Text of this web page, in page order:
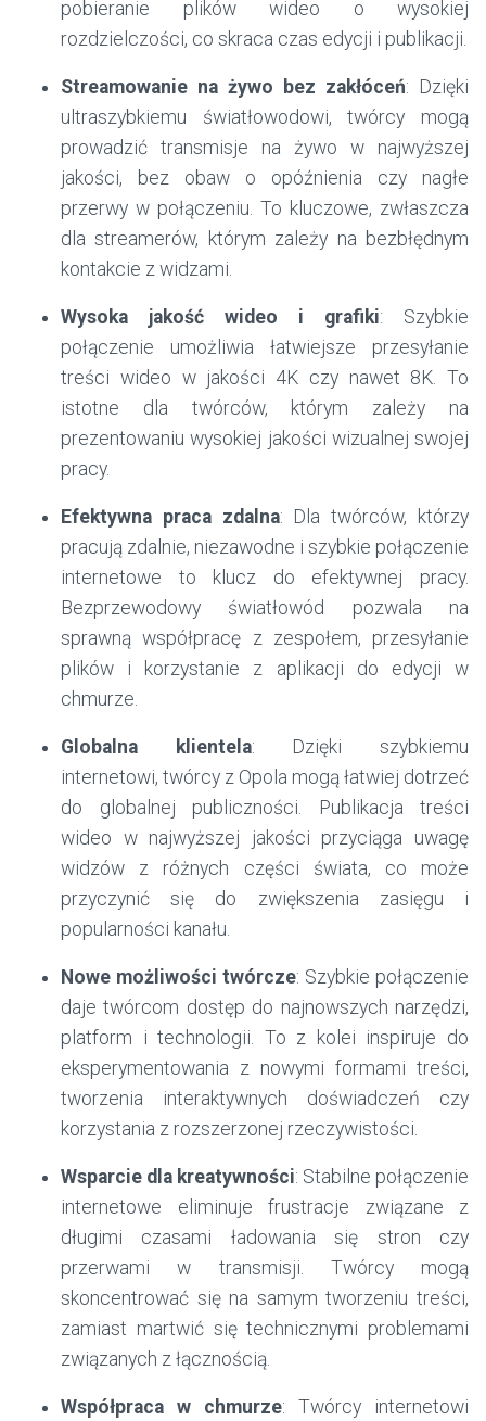
pobieranie plików wideo o wysokiej
rozdzielczości, co skraca czas edycji i publikacji.
Streamowanie na żywo bez zakłóceń: Dzięki
ultraszybkiemu światłowodowi, twórcy mogą
prowadzić transmisje na żywo w najwyższej
jakości, bez obaw o opóźnienia czy nagłe
przerwy w połączeniu. To kluczowe, zwłaszcza
dla streamerów, którym zależy na bezbłędnym
kontakcie z widzami.
Wysoka jakość wideo i grafiki: Szybkie
połączenie umożliwia łatwiejsze przesyłanie
treści wideo w jakości 4K czy nawet 8K. To
istotne dla twórców, którym zależy na
prezentowaniu wysokiej jakości wizualnej swojej
pracy.
Efektywna praca zdalna: Dla twórców, którzy
pracują zdalnie, niezawodne i szybkie połączenie
internetowe to klucz do efektywnej pracy.
Bezprzewodowy światłowód pozwala na
sprawną współpracę z zespołem, przesyłanie
plików i korzystanie z aplikacji do edycji w
chmurze.
Globalna klientela: Dzięki szybkiemu
internetowi, twórcy z Opola mogą łatwiej dotrzeć
do globalnej publiczności. Publikacja treści
wideo w najwyższej jakości przyciąga uwagę
widzów z różnych części świata, co może
przyczynić się do zwiększenia zasięgu i
popularności kanału.
Nowe możliwości twórcze: Szybkie połączenie
daje twórcom dostęp do najnowszych narzędzi,
platform i technologii. To z kolei inspiruje do
eksperymentowania z nowymi formami treści,
tworzenia interaktywnych doświadczeń czy
korzystania z rozszerzonej rzeczywistości.
Wsparcie dla kreatywności: Stabilne połączenie
internetowe eliminuje frustracje związane z
długimi czasami ładowania się stron czy
przerwami w transmisji. Twórcy mogą
skoncentrować się na samym tworzeniu treści,
zamiast martwić się technicznymi problemami
związanych z łącznością.
Współpraca w chmurze: Twórcy internetowi